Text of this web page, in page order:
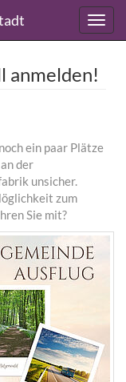
anmelden!
ein paar Plätze
der
unsicher.
zum
Sie mit?